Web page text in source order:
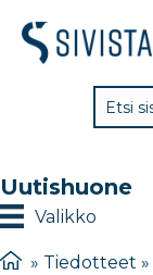
Uutishuone
Valikko
» Tiedotteet »